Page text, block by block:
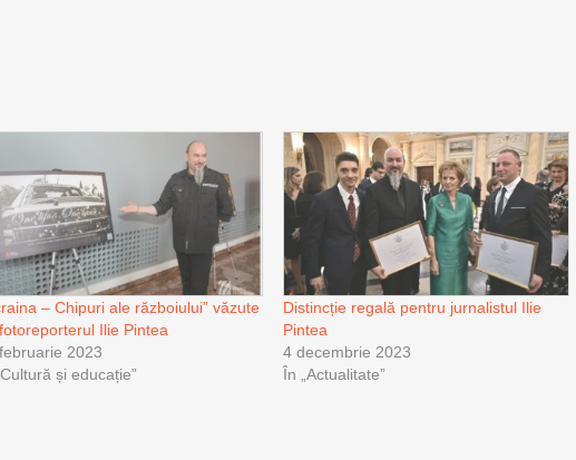
– Chipuri ale războiului” văzute
Ilie Pintea
2023
și educație”
Distincție regală pentru jurnalistul Ilie
Pintea
4 decembrie 2023
În „Actualitate”